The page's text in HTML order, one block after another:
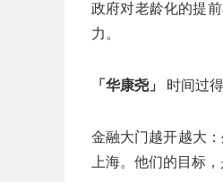
政府对老龄化的提
力。
「华康尧」 时间过
金融大门越开越大
上海。他们的目标